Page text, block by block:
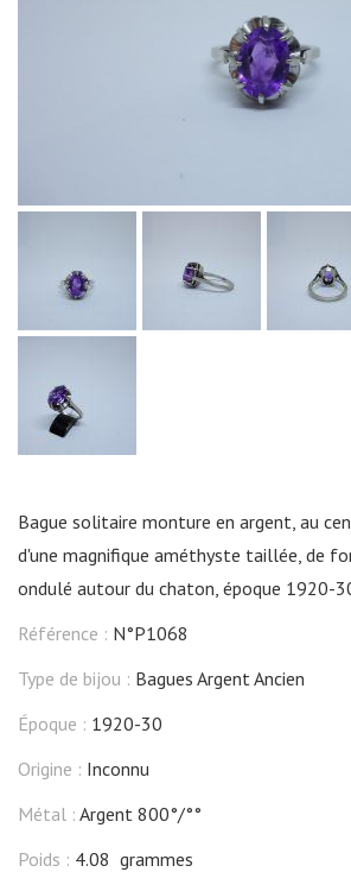
Bague solitaire monture en argent, au
d'une magnifique améthyste taillée, de
ondulé autour du chaton, époque 1920-
Référence : N°P1068
Type de bijou : Bagues Argent Ancien
Époque : 1920-30
Origine : Inconnu
Métal : Argent 800°/°°
Poids : 4.08 grammes